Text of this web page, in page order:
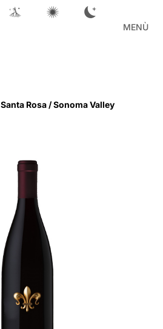
MENÙ
Santa Rosa / Sonoma Valley